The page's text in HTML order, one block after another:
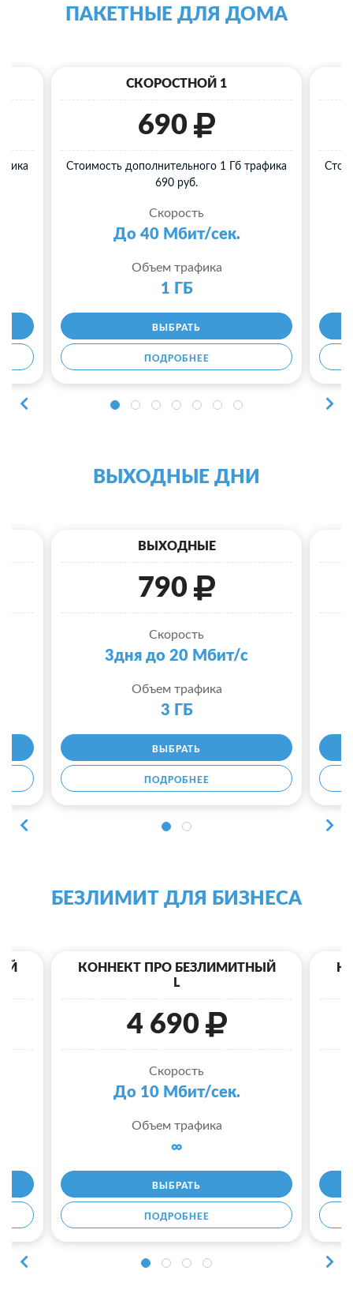
ПАКЕТНЫЕ ДЛЯ ДОМА
СКОРОСТНОЙ 1
690
Стоимость дополнительного 1 Гб трафика
690 руб.
Скорость
До 40 Мбит/сек.
Объем трафика
1 ГБ
ВЫБРАТЬ
ПОДРОБНЕЕ
ВЫХОДНЫЕ ДНИ
ВЫХОДНЫЕ
790
Скорость
3дня до 20 Мбит/с
Объем трафика
3 ГБ
ВЫБРАТЬ
ПОДРОБНЕЕ
БЕЗЛИМИТ ДЛЯ БИЗНЕСА
КОННЕКТ ПРО БЕЗЛИМИТНЫЙ
L
4 690
Скорость
До 10 Мбит/сек.
Объем трафика
∞
ВЫБРАТЬ
ПОДРОБНЕЕ